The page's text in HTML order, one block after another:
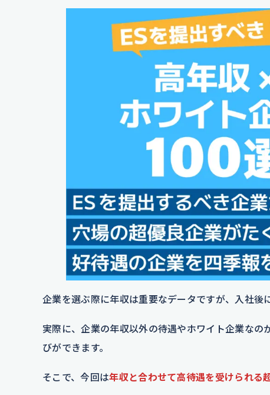
企業を選ぶ際に年収は重要なデータですが、入社後
実際に、企業の年収以外の待遇やホワイト企業な
びができます。
そこで、今回は年収と合わせて高待遇を受けられる